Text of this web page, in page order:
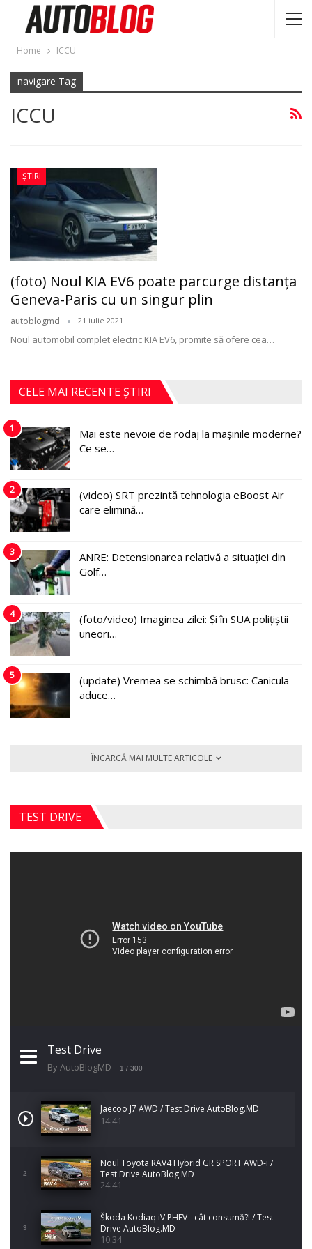
Home ICCU
navigare Tag
ICCU
ȘTIRI
(foto) Noul KIA EV6 poate parcurge distanţa
Geneva-Paris cu un singur plin
autoblogmd 21 iulie 2021
Noul automobil complet electric KIA EV6, promite să ofere cea…
CELE MAI RECENTE ȘTIRI
1
Mai este nevoie de rodaj la mașinile moderne?
Ce se…
2
(video) SRT prezintă tehnologia eBoost Air
care elimină…
3
ANRE: Detensionarea relativă a situației din
Golf…
4
(foto/video) Imaginea zilei: Și în SUA polițiștii
uneori…
5
(update) Vremea se schimbă brusc: Canicula
aduce…
ÎNCARCĂ MAI MULTE ARTICOLE
TEST DRIVE
Test Drive
By AutoBlogMD 1 / 300
Jaecoo J7 AWD / Test Drive AutoBlog.MD
14:41
2
Noul Toyota RAV4 Hybrid GR SPORT AWD-i /
Test Drive AutoBlog.MD
24:41
3
Škoda Kodiaq iV PHEV - cât consumă?! / Test
Drive AutoBlog.MD
10:34